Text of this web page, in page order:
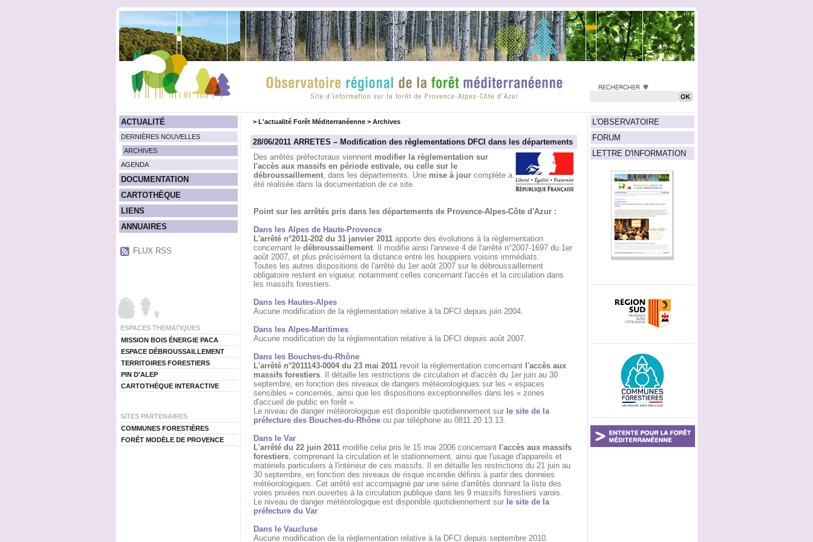
ACTUALITÉ
DERNIÈRES NOUVELLES
ARCHIVES
AGENDA
DOCUMENTATION
CARTOTHÈQUE
LIENS
ANNUAIRES
FLUX RSS
ESPACES THEMATIQUES
MISSION BOIS ÉNERGIE PACA
ESPACE DÉBROUSSAILLEMENT
TERRITOIRES FORESTIERS
PIN D'ALEP
CARTOTHÈQUE INTERACTIVE
SITES PARTENAIRES
COMMUNES FORESTIÈRES
FORÊT MODÈLE DE PROVENCE
L'OBSERVATOIRE
FORUM
LETTRE D'INFORMATION
> L'actualité Forêt Méditerranéenne> Archives
28/06/2011 ARRETES – Modification des règlementations DFCI dans les départements
Des arrêtés préfectoraux viennent modifier la règlementation sur
l'accès aux massifs en période estivale, ou celle sur le
débroussaillement, dans les départements. Une mise à jourcomplète a
été réalisée dans la documentation de ce site.
Point sur les arrêtés pris dans les départements de Provence-Alpes-Côte d'Azur :
Dans les Alpes de Haute-Provence
L'arrêté n°2011-202 du 31 janvier 2011apporte des évolutions à la règlementation
concernant le débroussaillement. Il modifie ainsi l'annexe 4 de l'arrêté n°2007-1697 du 1er
août 2007, et plus précisément la distance entre les houppiers voisins immédiats.
Toutes les autres dispositions de l'arrêté du 1er août 2007 sur le débroussaillement
obligatoire restent en vigueur, notamment celles concernant l'accès et la circulation dans
les massifs forestiers.
Dans les Hautes-Alpes
Aucune modification de la règlementation relative à la DFCI depuis juin 2004.
Dans les Alpes-Maritimes
Aucune modification de la règlementation relative à la DFCI depuis août 2007.
Dans les Bouches-du-Rhône
L'arrêté n°2011143-0004 du 23 mai 2011revoit la règlementation concernant l'accès aux
massifs forestiers. Il détaille les restrictions de circulation et d'accès du 1er juin au 30
septembre, en fonction des niveaux de dangers météorologiques sur les « espaces
sensibles » concernés, ainsi que les dispositions exceptionnelles dans les « zones
d'accueil de public en forêt ».
Le niveau de danger météorologique est disponible quotidiennement sur le site de la
préfecture des Bouches-du-Rhôneou par téléphone au 0811 20 13 13.
Dans le Var
L'arrêté du 22 juin 2011modifie celui pris le 15 mai 2006 concernant l'accès aux massifs
forestiers, comprenant la circulation et le stationnement, ainsi que l'usage d'appareils et
matériels particuliers à l'intérieur de ces massifs. Il en détaille les restrictions du 21 juin au
30 septembre, en fonction des niveaux de risque incendie définis à partir des données
météorologiques. Cet arrêté est accompagné par une série d'arrêtés donnant la liste des
voies privées non ouvertes à la circulation publique dans les 9 massifs forestiers varois.
Le niveau de danger météorologique est disponible quotidiennement sur le site de la
préfecture du Var.
Dans le Vaucluse
Aucune modification de la règlementation relative à la DFCI depuis septembre 2010.